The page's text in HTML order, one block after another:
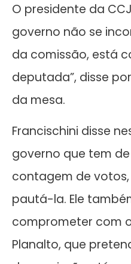
O presidente da
governo não se
da comissão, está
deputada”, disse
da mesa.
Francischini disse
governo que tem
contagem de
pautá-la. Ele
comprometer com
Planalto, que